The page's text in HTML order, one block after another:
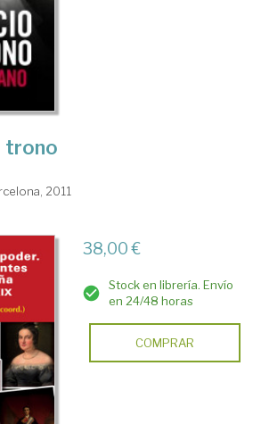
trono
2011
38,00 €
Stock en librería. Envío
en 24/48 horas
COMPRAR